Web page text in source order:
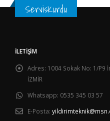
ServisKurdu
İLETIŞIM
Adres: 1004 Sokak No: 1/P9
İZMİR
Whatsapp: 0535 345 03 57
E-Posta: